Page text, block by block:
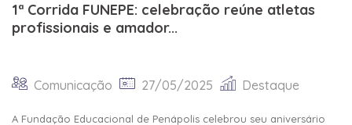
1ª Corrida FUNEPE: celebração reúne atletas
profissionais e amador...
Comunicação 27/05/2025 Destaque
A Fundação Educacional de Penápolis celebrou seu aniversário